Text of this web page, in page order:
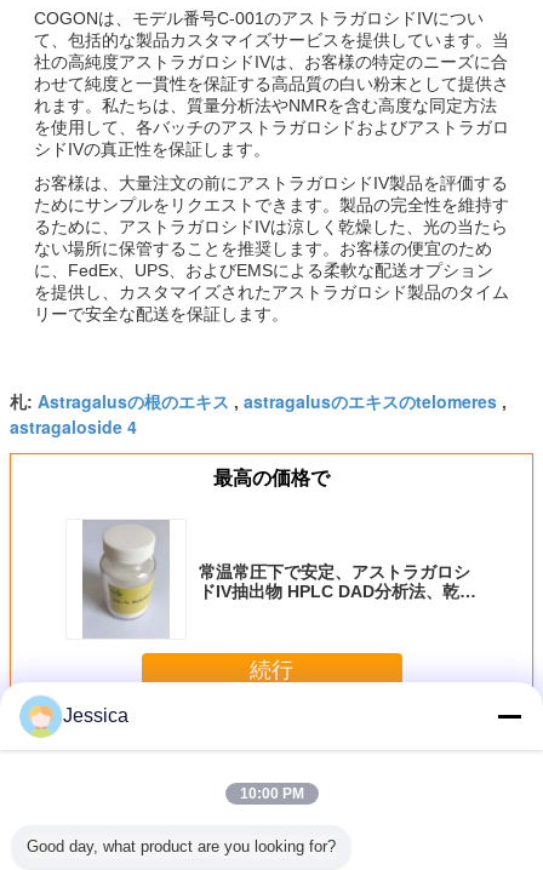
COGONは、モデル番号C-001のアストラガロシドIVについ
て、包括的な製品カスタマイズサービスを提供しています。当
社の高純度アストラガロシドIVは、お客様の特定のニーズに合
わせて純度と一貫性を保証する高品質の白い粉末として提供さ
れます。私たちは、質量分析法やNMRを含む高度な同定方法
を使用して、各バッチのアストラガロシドおよびアストラガロ
シドIVの真正性を保証します。
お客様は、大量注文の前にアストラガロシドIV製品を評価する
ためにサンプルをリクエストできます。製品の完全性を維持す
るために、アストラガロシドIVは涼しく乾燥した、光の当たら
ない場所に保管することを推奨します。お客様の便宜のため
に、FedEx、UPS、およびEMSによる柔軟な配送オプション
を提供し、カスタマイズされたアストラガロシド製品のタイム
リーで安全な配送を保証します。
札: Astragalusの根のエキス , astragalusのエキスのtelomeres ,
astragaloside 4
最高の価格で
常温常圧下で安定、アストラガロシ
ドIV抽出物 HPLC DAD分析法、乾燥
続行
多くアストラガロサイドIV
Jessica
10:00 PM
Good day, what product are you looking for?